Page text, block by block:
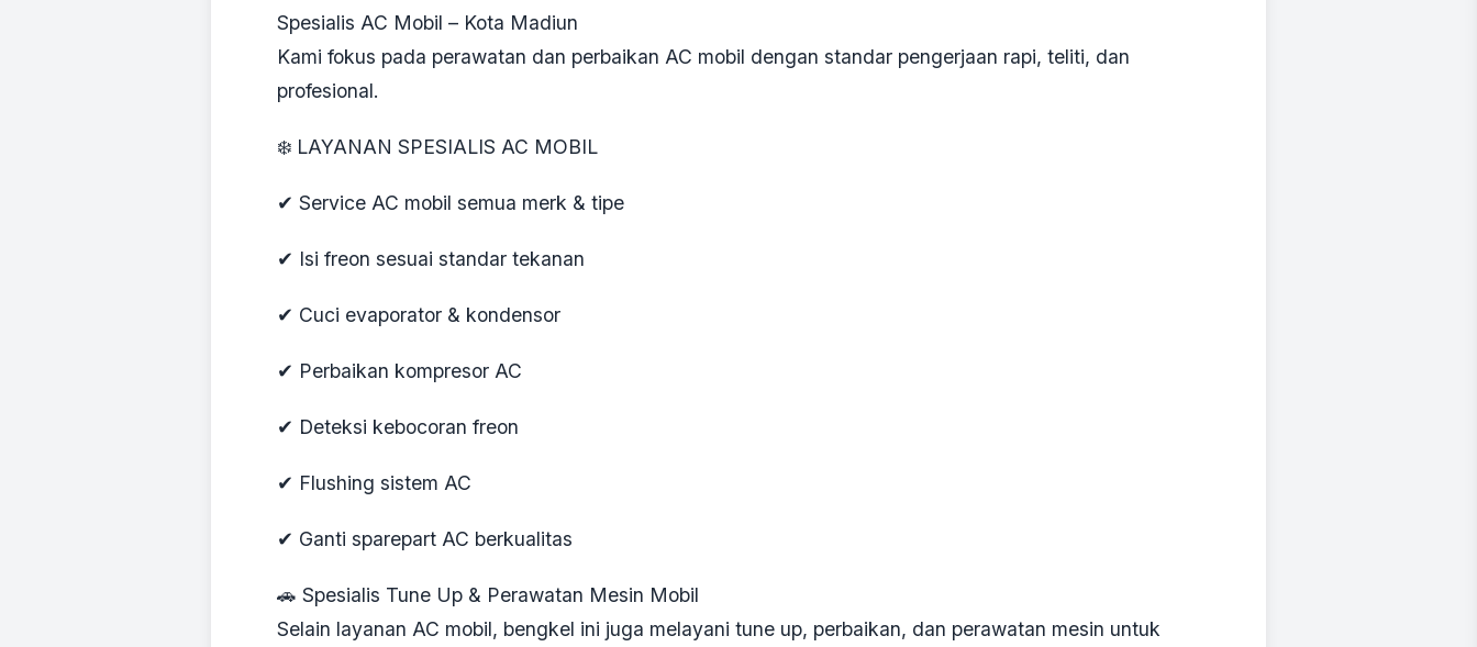
Spesialis AC Mobil – Kota Madiun
Kami fokus pada perawatan dan perbaikan AC mobil dengan standar pengerjaan rapi, teliti, dan
profesional.
❄️ LAYANAN SPESIALIS AC MOBIL
✔ Service AC mobil semua merk & tipe
✔ Isi freon sesuai standar tekanan
✔ Cuci evaporator & kondensor
✔ Perbaikan kompresor AC
✔ Deteksi kebocoran freon
✔ Flushing sistem AC
✔ Ganti sparepart AC berkualitas
🚗 Spesialis Tune Up & Perawatan Mesin Mobil
Selain layanan AC mobil, bengkel ini juga melayani tune up, perbaikan, dan perawatan mesin untuk